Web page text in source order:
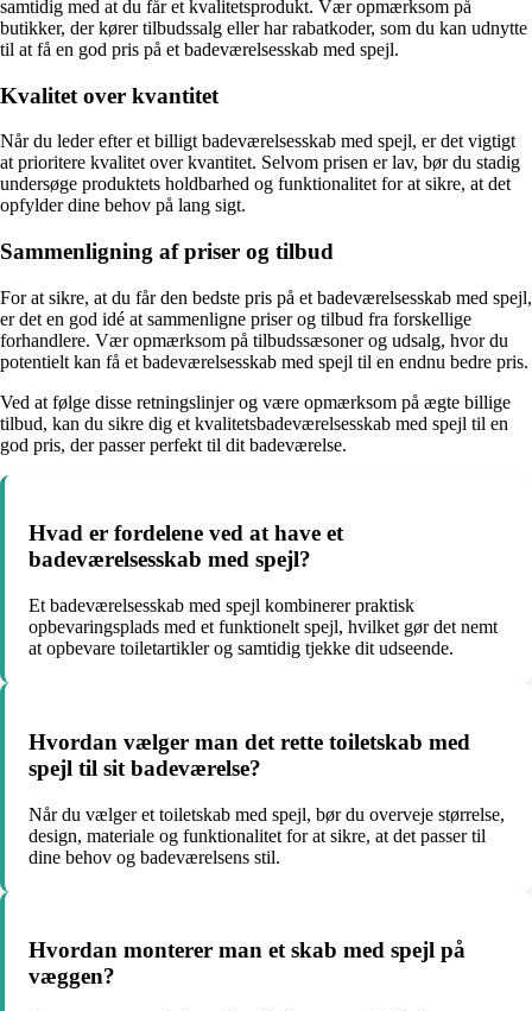
samtidig med at du får et kvalitetsprodukt. Vær opmærksom på
butikker, der kører tilbudssalg eller har rabatkoder, som du kan udnytte
til at få en god pris på et badeværelsesskab med spejl.
Kvalitet over kvantitet
Når du leder efter et billigt badeværelsesskab med spejl, er det vigtigt
at prioritere kvalitet over kvantitet. Selvom prisen er lav, bør du stadig
undersøge produktets holdbarhed og funktionalitet for at sikre, at det
opfylder dine behov på lang sigt.
Sammenligning af priser og tilbud
For at sikre, at du får den bedste pris på et badeværelsesskab med spejl,
er det en god idé at sammenligne priser og tilbud fra forskellige
forhandlere. Vær opmærksom på tilbudssæsoner og udsalg, hvor du
potentielt kan få et badeværelsesskab med spejl til en endnu bedre pris.
Ved at følge disse retningslinjer og være opmærksom på ægte billige
tilbud, kan du sikre dig et kvalitetsbadeværelsesskab med spejl til en
god pris, der passer perfekt til dit badeværelse.
Hvad er fordelene ved at have et
badeværelsesskab med spejl?
Et badeværelsesskab med spejl kombinerer praktisk
opbevaringsplads med et funktionelt spejl, hvilket gør det nemt
at opbevare toiletartikler og samtidig tjekke dit udseende.
Hvordan vælger man det rette toiletskab med
spejl til sit badeværelse?
Når du vælger et toiletskab med spejl, bør du overveje størrelse,
design, materiale og funktionalitet for at sikre, at det passer til
dine behov og badeværelsens stil.
Hvordan monterer man et skab med spejl på
væggen?